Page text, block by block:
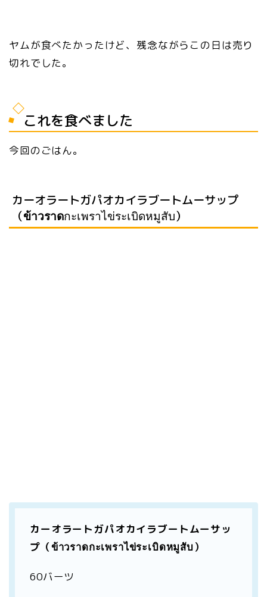
ヤムが食べたかったけど、残念ながらこの日は売り
切れでした。
これを食べました
今回のごはん。
カーオラートガパオカイラブートムーサップ
（ข้าวราดกะเพราไข่ระเบิดหมูสับ）
カーオラートガパオカイラブートムーサッ
プ（ข้าวราดกะเพราไข่ระเบิดหมูสับ）
60バーツ